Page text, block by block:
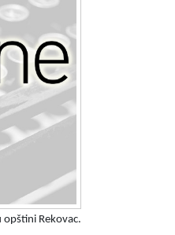
Rekovac.